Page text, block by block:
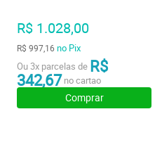
R$ 1.028,00
R$ 997,16 no Pix
Ou3x parcelas de R$
342,67no cartao
Comprar